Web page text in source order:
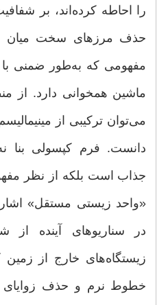
را احاطه کرده‌اند، بر
حذف مرزهای سخت میان
مفهومی که به‌طور ضمنی با
ماشین همخوانی دارد. از
می‌توان ترکیبی از
دانست. فرم کپسولی بنا
جذاب است بلکه از نظر
«واحد زیستی مستقل»
در سناریوهای آینده از
زیستگاه‌های خارج از زمین
خطوط نرم و حذف زوایای